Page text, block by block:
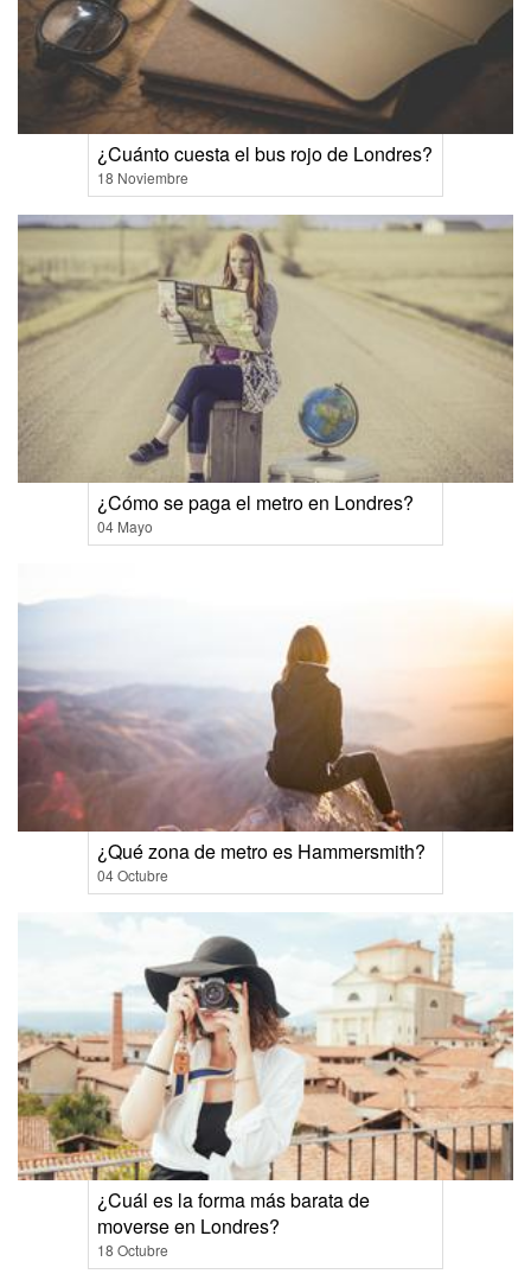
¿Cuánto cuesta el bus rojo de Londres?
18 Noviembre
¿Cómo se paga el metro en Londres?
04 Mayo
¿Qué zona de metro es Hammersmith?
04 Octubre
¿Cuál es la forma más barata de
moverse en Londres?
18 Octubre